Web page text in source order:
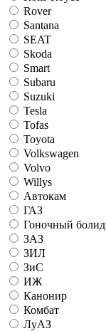
Rover
Santana
SEAT
Skoda
Smart
Subaru
Suzuki
Tesla
Tofas
Toyota
Volkswagen
Volvo
Willys
Автокам
ГАЗ
Гоночный болид
ЗАЗ
ЗИЛ
ЗиС
ИЖ
Канонир
Комбат
ЛуАЗ